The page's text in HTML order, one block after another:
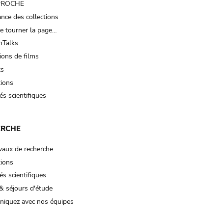
des collections
tourner la page…
de films
scientifiques
de recherche
scientifiques
séjours d'étude
avec nos équipes